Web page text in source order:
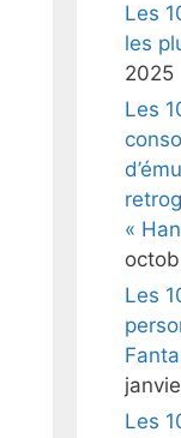
Les
les
2025
Les
«
Les
Les